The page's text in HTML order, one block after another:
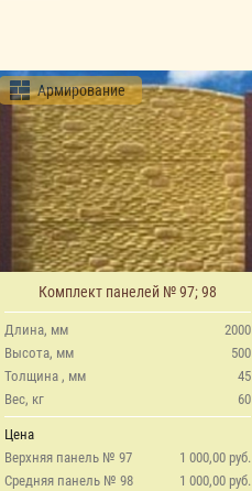
Армирование
Комплект панелей № 97; 98
2000
Длина, мм
500
Высота, мм
45
Толщина , мм
60
Вес, кг
Цена
1 000,00 руб.
Верхняя панель № 97
1 000,00 руб.
Средняя панель № 98